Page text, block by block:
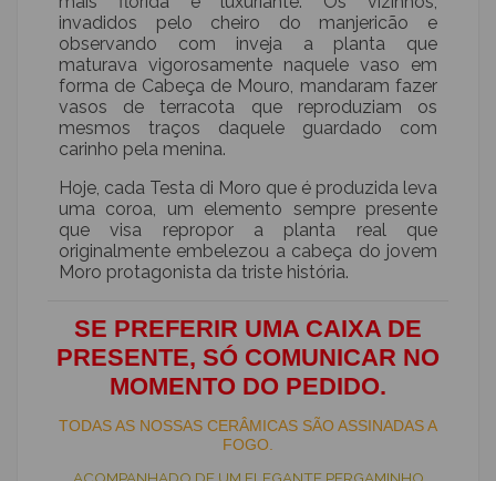
invadidos pelo cheiro do manjericão e
observando com inveja a planta que
maturava vigorosamente naquele vaso em
forma de Cabeça de Mouro, mandaram fazer
vasos de terracota que reproduziam os
mesmos traços daquele guardado com
carinho pela menina.
Hoje, cada Testa di Moro que é produzida leva
uma coroa, um elemento sempre presente
que visa repropor a planta real que
originalmente embelezou a cabeça do jovem
Moro protagonista da triste história.
SE PREFERIR UMA CAIXA DE
PRESENTE, SÓ COMUNICAR NO
MOMENTO DO PEDIDO.
TODAS AS NOSSAS CERÂMICAS SÃO ASSINADAS A
FOGO.